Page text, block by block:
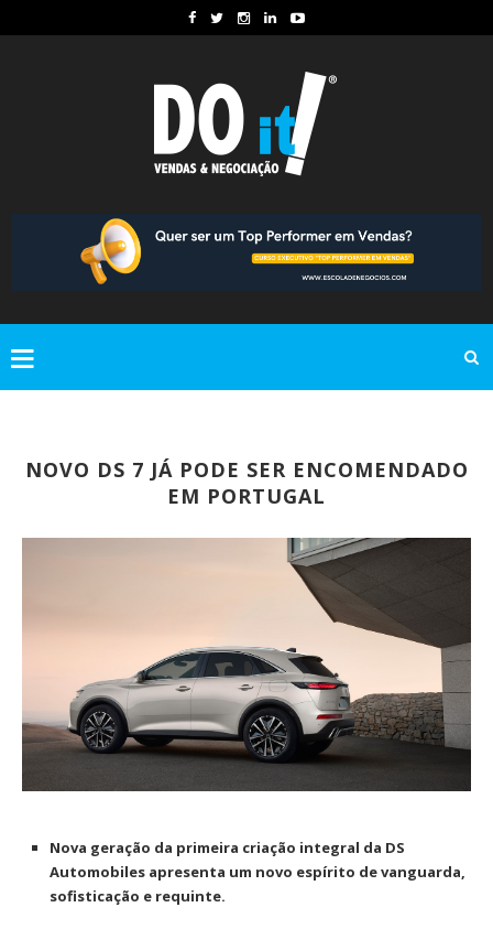
NOVO DS 7 JÁ PODE SER ENCOMENDADO
EM PORTUGAL
Nova geração da primeira criação integral da DS
Automobiles apresenta um novo espírito de vanguarda,
sofisticação e requinte.